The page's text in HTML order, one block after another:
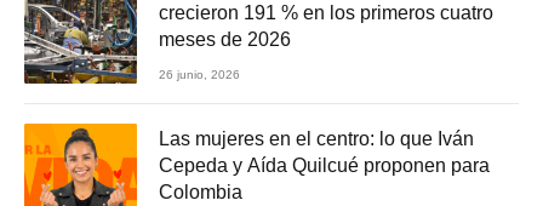
crecieron 191 % en los primeros cuatro
meses de 2026
26 junio, 2026
Las mujeres en el centro: lo que Iván
Cepeda y Aída Quilcué proponen para
Colombia